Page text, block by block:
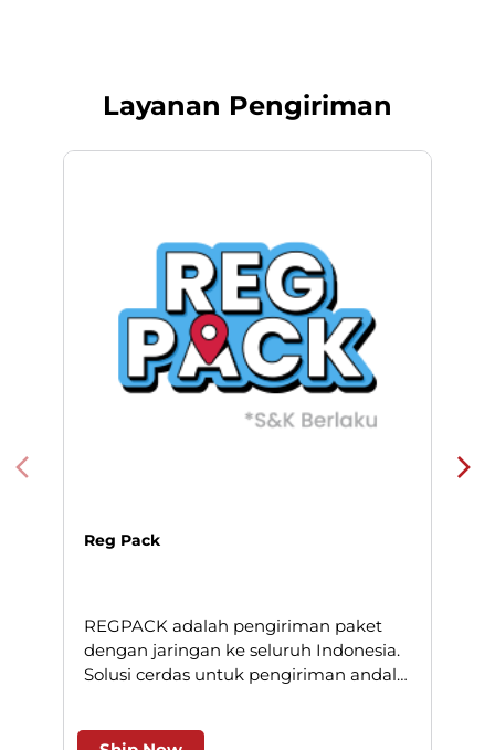
Layanan Pengiriman
Reg Pack
REGPACK adalah pengiriman paket
dengan jaringan ke seluruh Indonesia.
Solusi cerdas untuk pengiriman andal